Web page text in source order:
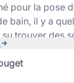
pour la pose
bain, il y a
su trouver des
nous ont dit
vendre des